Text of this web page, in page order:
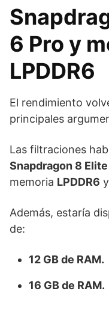
6 Pro y
LPDDR6
El rendimiento
principales
Las filtraciones
Snapdragon 8
memoria LPDDR6
Además, estaría
de:
12 GB de RAM.
16 GB de RAM.